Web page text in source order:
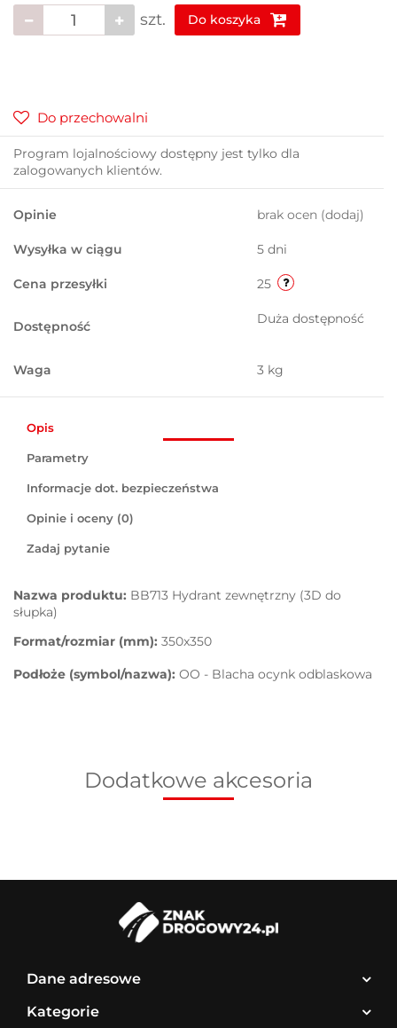
szt. Do koszyka
Do przechowalni
Program lojalnościowy dostępny jest tylko dla
zalogowanych klientów.
Opinie brak ocen (dodaj)
Wysyłka w ciągu 5 dni
Cena przesyłki 25
Dostępność Duża dostępność
Waga 3 kg
Opis
Parametry
Informacje dot. bezpieczeństwa
Opinie i oceny (0)
Zadaj pytanie
Nazwa produktu: BB713 Hydrant zewnętrzny (3D do
słupka)
Format/rozmiar (mm): 350x350
Podłoże (symbol/nazwa): OO - Blacha ocynk odblaskowa
Dodatkowe akcesoria
Dane adresowe
Kategorie